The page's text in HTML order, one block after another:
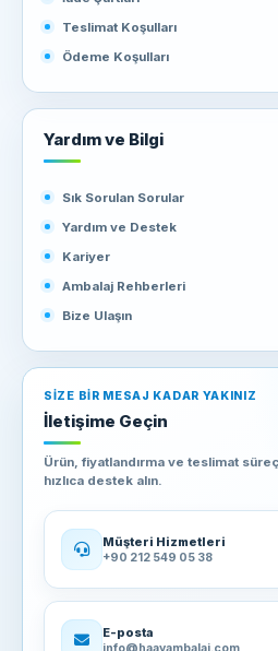
Teslimat Koşulları
Ödeme Koşulları
Yardım ve Bilgi
Sık Sorulan Sorular
Yardım ve Destek
Kariyer
Ambalaj Rehberleri
Bize Ulaşın
SIZE BIR MESAJ KADAR YAKINIZ
İletişime Geçin
Ürün, fiyatlandırma ve teslimat
hızlıca destek alın.
Müşteri Hizmetleri
+90 212 549 05 38
E-posta
info@haayambalaj.com